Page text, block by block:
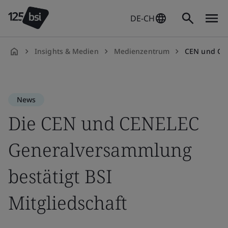
DE-CH
Insights & Medien Medienzentrum CEN und
News
Die CEN und CENELEC
Generalversammlung
bestätigt BSI
Mitgliedschaft